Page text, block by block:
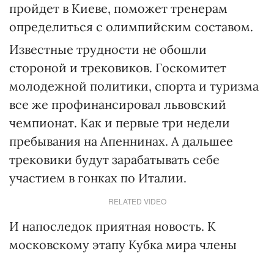
пройдет в Киеве, поможет тренерам
определиться с олимпийским составом.
Известные трудности не обошли
стороной и трековиков. Госкомитет
молодежной политики, спорта и туризма
все же профинансировал львовский
чемпионат. Как и первые три недели
пребывания на Апеннинах. А дальшее
трековики будут зарабатывать себе
участием в гонках по Италии.
RELATED VIDEO
И напоследок приятная новость. К
московскому этапу Кубка мира члены